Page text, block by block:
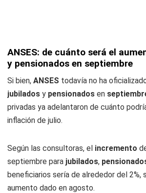
ANSES: de cuánto será el
y pensionados en septiembre
Si bien, ANSES todavía no ha
jubilados y pensionados en
privadas ya adelantaron de cuánto
inflación de julio.
Según las consultoras, el incremento
septiembre para jubilados,
beneficiarios sería de alrededor del 2%,
aumento dado en agosto.